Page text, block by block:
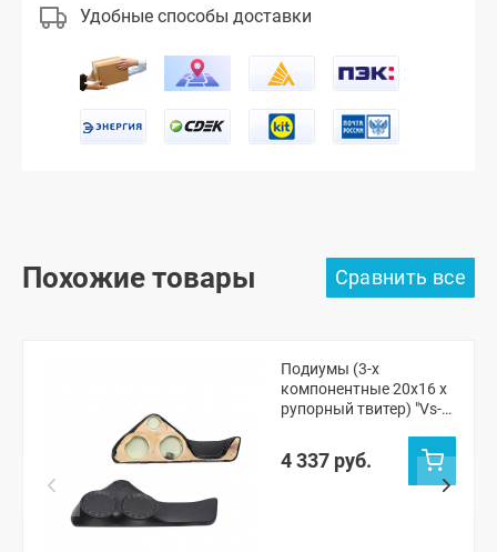
Удобные способы доставки
Похожие товары
Подиумы (3-х
компонентные 20x16 x
рупорный твитер) "Vs-
Нива Тревел
4 337 руб.